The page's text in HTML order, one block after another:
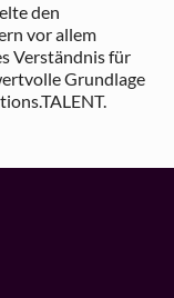
den
vor allem
Verständnis für
Grundlage